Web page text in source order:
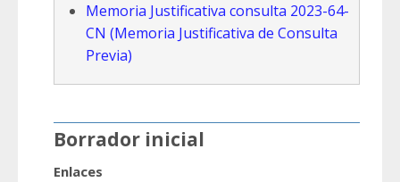
Memoria Justificativa consulta 2023-64-
CN (Memoria Justificativa de Consulta
Previa)
Borrador inicial
Enlaces